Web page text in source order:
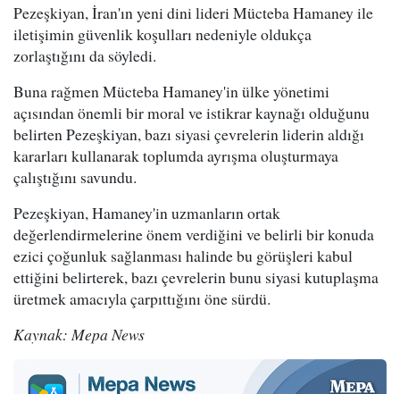
Pezeşkiyan, İran'ın yeni dini lideri Mücteba Hamaney ile
iletişimin güvenlik koşulları nedeniyle oldukça
zorlaştığını da söyledi.
Buna rağmen Mücteba Hamaney'in ülke yönetimi
açısından önemli bir moral ve istikrar kaynağı olduğunu
belirten Pezeşkiyan, bazı siyasi çevrelerin liderin aldığı
kararları kullanarak toplumda ayrışma oluşturmaya
çalıştığını savundu.
Pezeşkiyan, Hamaney'in uzmanların ortak
değerlendirmelerine önem verdiğini ve belirli bir konuda
ezici çoğunluk sağlanması halinde bu görüşleri kabul
ettiğini belirterek, bazı çevrelerin bunu siyasi kutuplaşma
üretmek amacıyla çarpıttığını öne sürdü.
Kaynak: Mepa News